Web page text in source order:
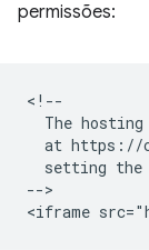
permissões:
<!--
The
at
setting the
-->